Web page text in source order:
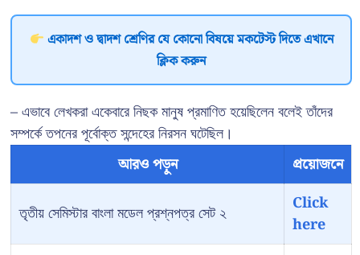
একাদশ ও দ্বাদশ শ্রেণির যে কোনো বিষয়ে মকটেস্ট দিতে এখানে
ক্লিক করুন
– এভাবে লেখকরা একেবারে নিছক মানুষ প্রমাণিত হয়েছিলেন বলেই তাঁদের
সম্পর্কে তপনের পূর্বোক্ত সন্দেহের নিরসন ঘটেছিল।
আরও পড়ুন
প্রয়োজনে
তৃতীয় সেমিস্টার বাংলা মডেল প্রশ্নপত্র সেট ২
Click
here